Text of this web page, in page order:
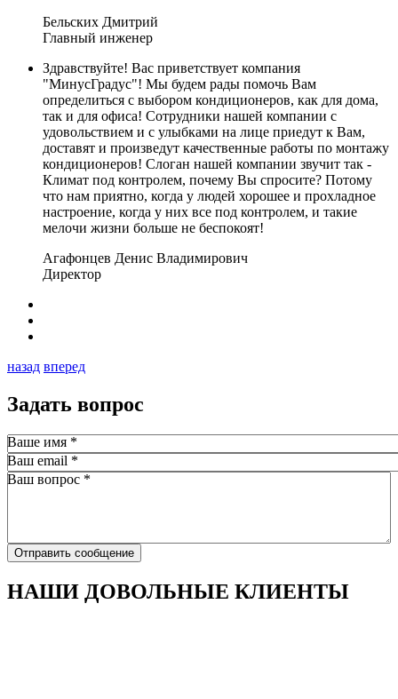
Бельских Дмитрий
Главный инженер
Здравствуйте! Вас приветствует компания
"МинусГрадус"! Мы будем рады помочь Вам
определиться с выбором кондиционеров, как для дома,
так и для офиса! Сотрудники нашей компании с
удовольствием и с улыбками на лице приедут к Вам,
доставят и произведут качественные работы по монтажу
кондиционеров! Слоган нашей компании звучит так -
Климат под контролем, почему Вы спросите? Потому
что нам приятно, когда у людей хорошее и прохладное
настроение, когда у них все под контролем, и такие
мелочи жизни больше не беспокоят!
Агафонцев Денис Владимирович
Директор
назад вперед
Задать вопрос
Ваше имя *
Ваш email *
Ваш вопрос *
Отправить сообщение
НАШИ ДОВОЛЬНЫЕ КЛИЕНТЫ